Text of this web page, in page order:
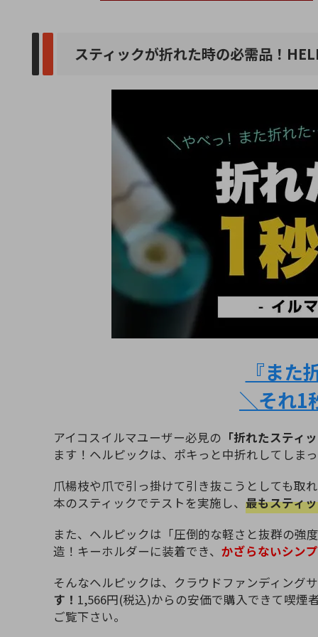
スティックが折れた時の必需品！
『ま
＼それ1
アイコスイルマユーザー必見の 「折れたスティ
ます！ヘルピックは、ポキっと中折れしてしま
爪楊枝や爪で引っ掛けて引き抜こうとしても取
本のスティックでテストを実施し、 最もスティ
また、ヘルピックは「圧倒的な軽さと抜群の強
造！キーホルダーに装着でき、 かざらないシン
そんなヘルピックは、クラウドファンディング
す！ 1,566円(税込)からの安価で購入できて喫煙
ご覧下さい。